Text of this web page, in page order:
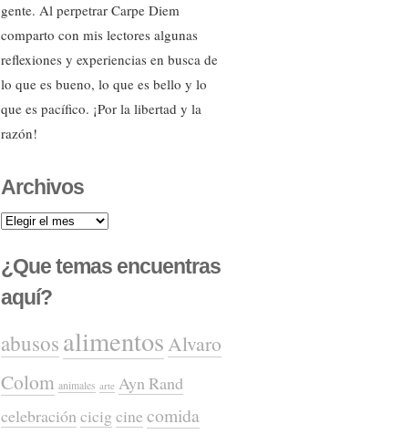
gente. Al perpetrar Carpe Diem
comparto con mis lectores algunas
reflexiones y experiencias en busca de
lo que es bueno, lo que es bello y lo
que es pacífico. ¡Por la libertad y la
razón!
Archivos
Archivos
¿Que temas encuentras
aquí?
abusos alimentosAlvaro
Colom animales arte Ayn Rand
celebración cicig cine comida